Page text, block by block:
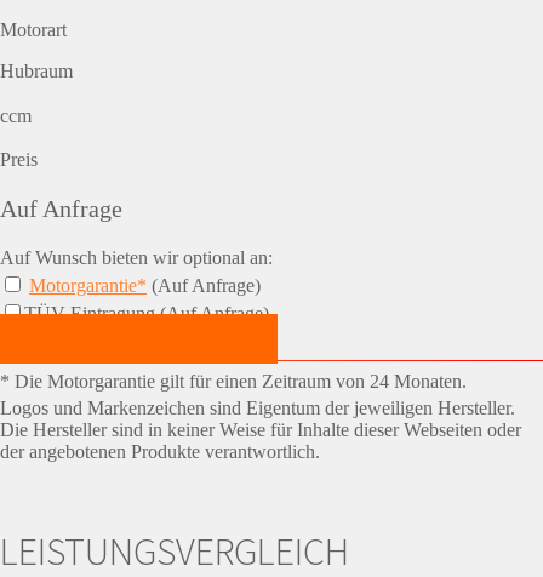
Motorart
Hubraum
ccm
Preis
Auf Anfrage
Auf Wunsch bieten wir optional an:
Motorgarantie* (Auf Anfrage)
TÜV-Eintragung (Auf Anfrage)
* Die Motorgarantie gilt für einen Zeitraum von 24 Monaten.
Logos und Markenzeichen sind Eigentum der jeweiligen Hersteller.
Die Hersteller sind in keiner Weise für Inhalte dieser Webseiten oder
der angebotenen Produkte verantwortlich.
LEISTUNGSVERGLEICH